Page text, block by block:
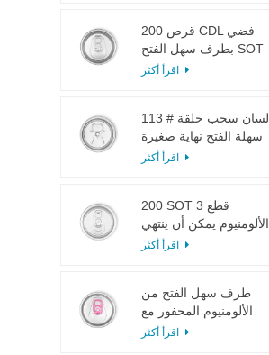
200 قرص CDL فضي
بطرف سهل الفتح SOT
LOE إيبوكسي
113 # لسان سحب حلقة
سهلة الفتح نهاية صغيرة
لعصير الفاكهة
200 SOT 3 قطع
الألومنيوم يمكن أن ينتهي
لتعليب الطعام والشراب
طرف سهل الفتح من
الألومنيوم المحفور مع
لسان وردي